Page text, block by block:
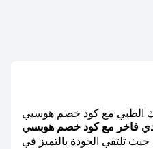
الطبي مع كود خصم هوسبي
فاخر مع كود خصم هوبسي
تلتقي الجودة بالتميز في